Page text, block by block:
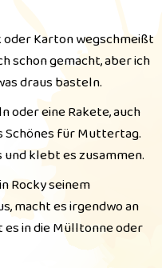
oder Karton wegschmeißt
schon gemacht, aber ich
draus basteln.
oder eine Rakete, auch
Schönes für Muttertag.
und klebt es zusammen.
Rocky seinem
macht es irgendwo an
in die Mülltonne oder